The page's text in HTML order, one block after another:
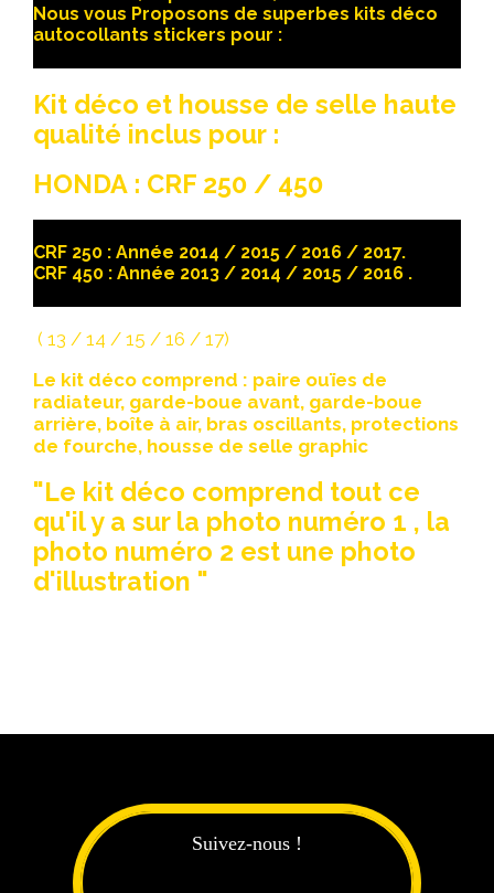
Nous vous Proposons de superbes kits déco
autocollants stickers pour :
Kit déco et housse de selle haute
qualité inclus pour :
HONDA : CRF 250 / 450
CRF 250 : Année 2014 / 2015 / 2016 / 2017.
CRF 450 : Année 2013 / 2014 / 2015 / 2016 .
( 13 / 14 / 15 / 16 / 17)
Le kit déco comprend : paire ouïes de
radiateur, garde-boue avant, garde-boue
arrière, boîte à air, bras oscillants, protections
de fourche, housse de selle graphic
"Le kit déco comprend tout ce
qu'il y a sur la photo numéro 1 , la
photo numéro 2 est une photo
d'illustration "
Suivez-nous !